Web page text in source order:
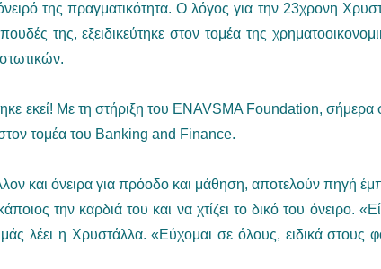
της πραγματικότητα. Ο λόγος για την 23χρονη
της, εξειδικεύτηκε στον τομέα της
εκεί! Με τη στήριξη του ENAVSMA Foundation, σήμερα
τομέα του Banking and Finance.
και όνειρα για πρόοδο και μάθηση, αποτελούν πηγή
την καρδιά του και να χτίζει το δικό του
λέει η Χρυστάλλα. «Εύχομαι σε όλους, ειδικά στους